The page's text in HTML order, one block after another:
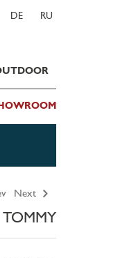
DE RU
Next